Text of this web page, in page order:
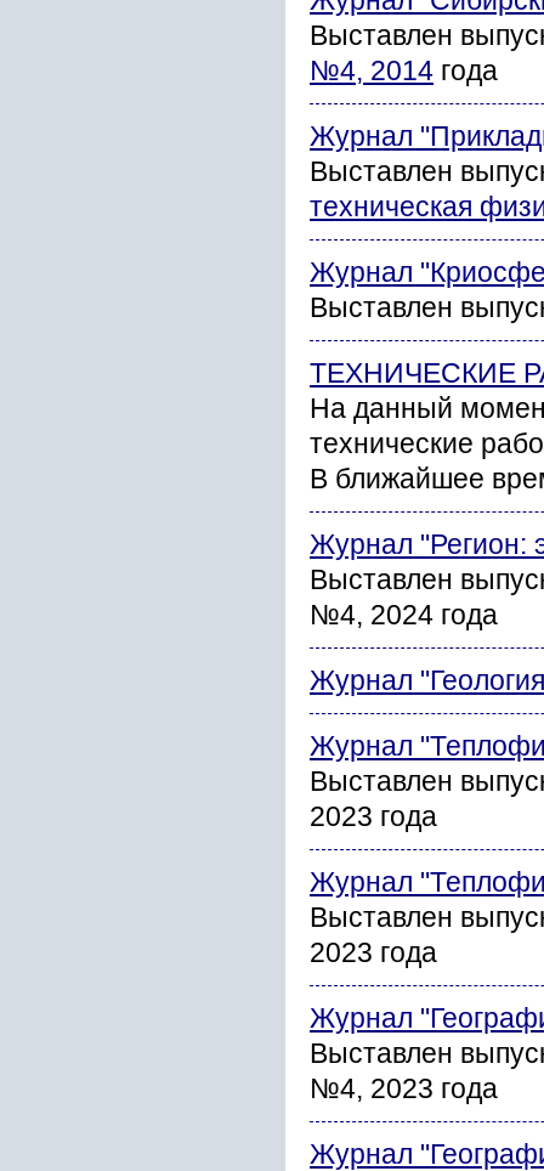
Выставлен
№4, 2014 года
Журнал
Выставлен
техническая
Журнал
Выставлен
ТЕХНИЧЕСКИЕ
На данный
технические
В ближайшее
Журнал "Регион:
Выставлен
№4, 2024 года
Журнал
Журнал
Выставлен
2023 года
Журнал
Выставлен
2023 года
Журнал
Выставлен
№4, 2023 года
Журнал